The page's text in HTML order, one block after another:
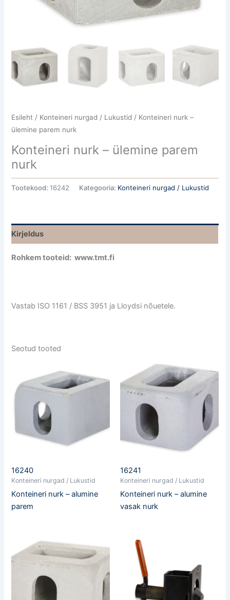
Esileht / Konteineri nurgad / Lukustid / Konteineri nurk –
ülemine parem nurk
Konteineri nurk – ülemine parem
nurk
Tootekood:16242 Kategooria: Konteineri nurgad / Lukustid
Kirjeldus
Rohkem tooteid: www.tmt.fi
Vastab ISO 1161 / BSS 3951 ja Lloydsi nõuetele.
Seotud tooted
16240
Konteineri nurgad / Lukustid
Konteineri nurk – alumine
parem
16241
Konteineri nurgad / Lukustid
Konteineri nurk – alumine
vasak nurk